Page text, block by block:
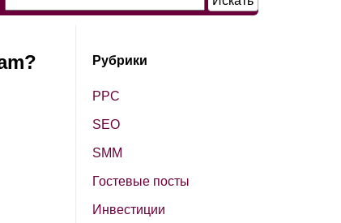
Рубрики
PPC
SЕО
SМM
Гостевые посты
Инвестиции